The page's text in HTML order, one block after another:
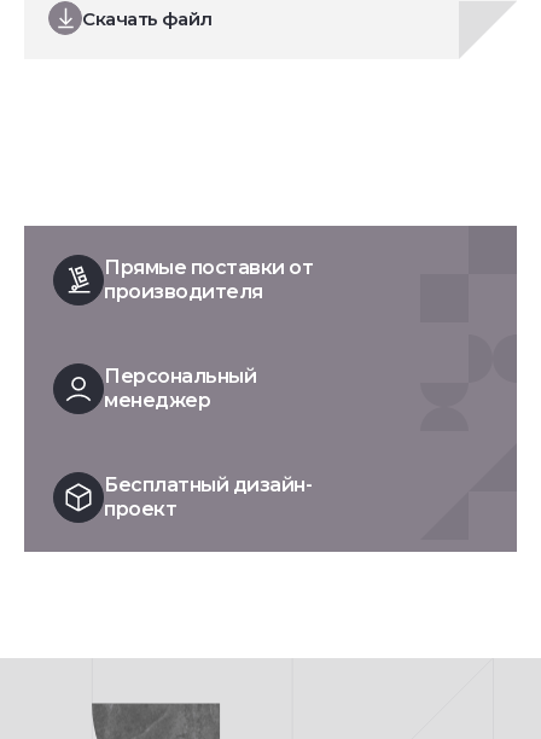
Скачать файл
Прямые поставки от
производителя
Персональный
менеджер
Бесплатный дизайн-
проект